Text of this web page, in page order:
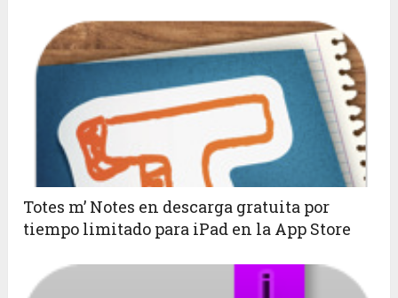
Totes m’ Notes en descarga gratuita por
tiempo limitado para iPad en la App Store